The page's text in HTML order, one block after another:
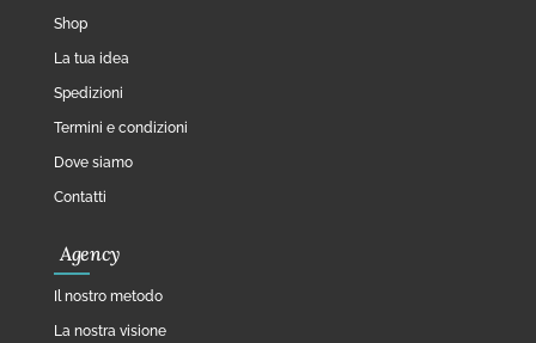
Shop
La tua idea
Spedizioni
Termini e condizioni
Dove siamo
Contatti
Agency
Il nostro metodo
La nostra visione